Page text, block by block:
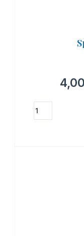
4,00
množstvo
Spiderman